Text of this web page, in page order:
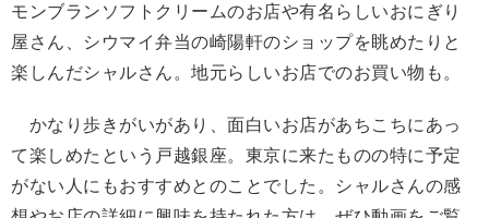
モンブランソフトクリームのお店や有名らしいおにぎり
屋さん、シウマイ弁当の崎陽軒のショップを眺めたりと
楽しんだシャルさん。地元らしいお店でのお買い物も。
かなり歩きがいがあり、面白いお店があちこちにあっ
て楽しめたという戸越銀座。東京に来たものの特に予定
がない人にもおすすめとのことでした。シャルさんの感